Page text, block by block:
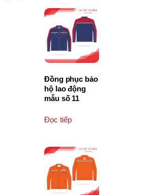
Đồng phục bảo
hộ lao động
mẫu số 11
Đọc tiếp